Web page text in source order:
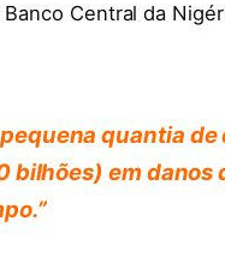
Central da
quantia
bilhões) em